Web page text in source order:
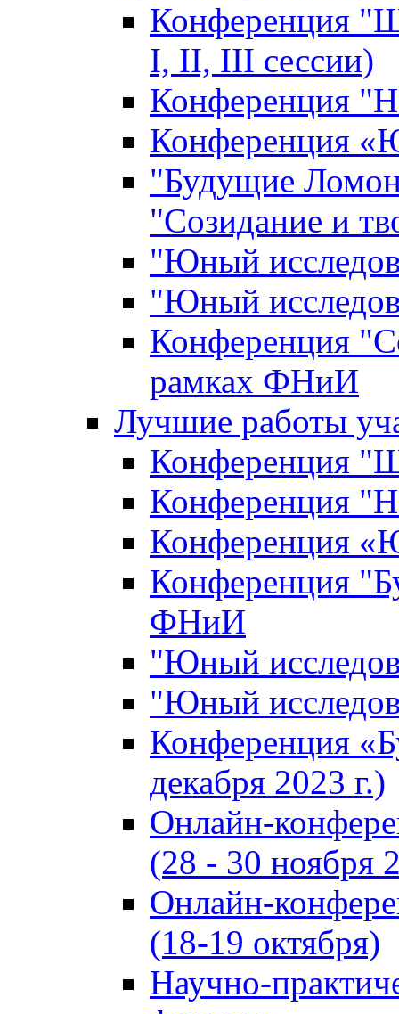
Конференция
I, II, III сессии)
Конференция
Конференция
"Будущие
"Созидание и
"Юный
"Юный
Конференция
рамках ФНиИ
Лучшие работы
Конференция
Конференция
Конференция
Конференция
ФНиИ
"Юный
"Юный
Конференция
декабря 2023 г.)
Онлайн-
(28 - 30 ноября
Онлайн-
(18-19 октября)
Научно-